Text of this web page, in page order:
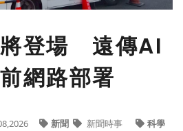
登場 遠傳AI
網路部署
新聞 新聞時事 科學